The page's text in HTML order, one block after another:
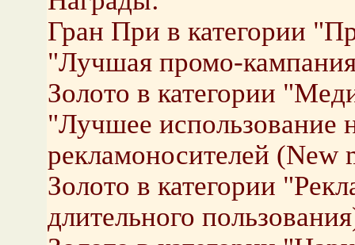
Гран При в категории
"Лучшая промо-
Золото в категории
"Лучшее использование
рекламоносителей (New
Золото в категории
длительного